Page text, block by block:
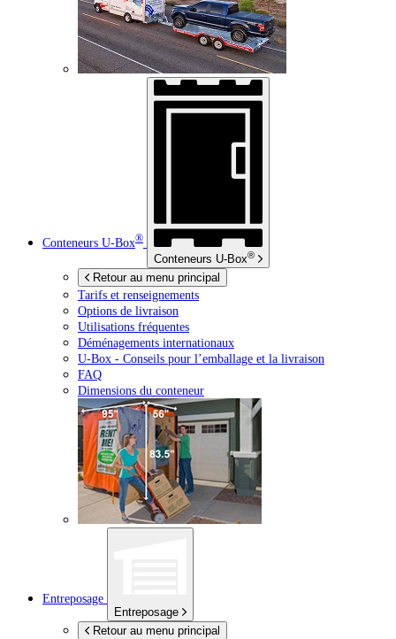
Conteneurs U-Box®
Conteneurs U-Box®
Retour au menu principal
Tarifs et renseignements
Options de livraison
Utilisations fréquentes
Déménagements internationaux
U-Box - Conseils pour l’emballage et la livraison
FAQ
Dimensions du conteneur
Entreposage
Entreposage
Retour au menu principal